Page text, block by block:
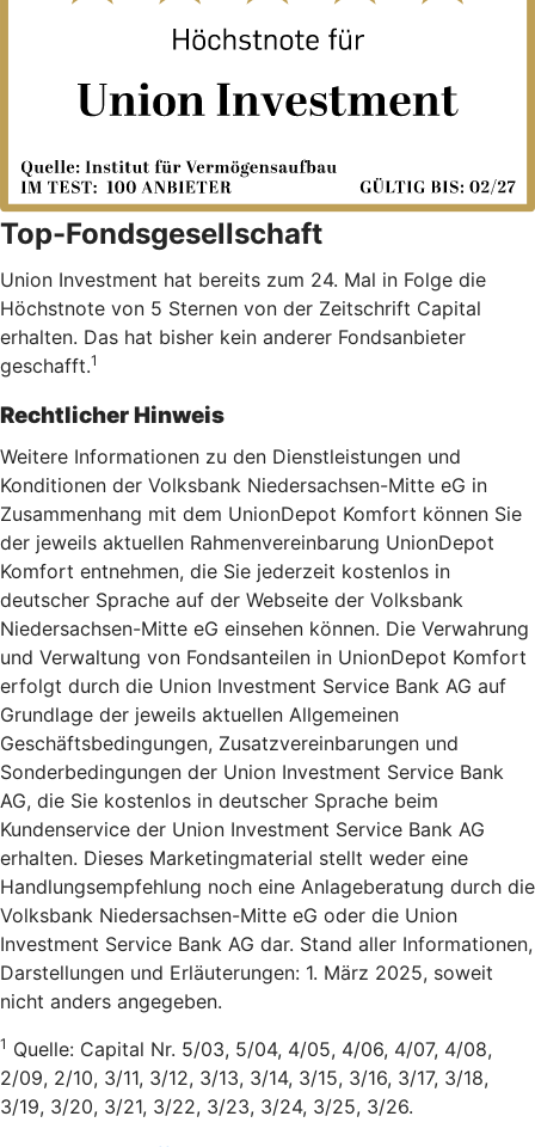
Top-Fondsgesellschaft
Union Investment hat bereits zum 24. Mal in Folge die
Höchstnote von 5 Sternen von der Zeitschrift Capital
erhalten. Das hat bisher kein anderer Fondsanbieter
geschafft.1
Rechtlicher Hinweis
Weitere Informationen zu den Dienstleistungen und
Konditionen der Volksbank Niedersachsen-Mitte eG in
Zusammenhang mit dem UnionDepot Komfort können Sie
der jeweils aktuellen Rahmenvereinbarung UnionDepot
Komfort entnehmen, die Sie jederzeit kostenlos in
deutscher Sprache auf der Webseite der Volksbank
Niedersachsen-Mitte eG einsehen können. Die Verwahrung
und Verwaltung von Fondsanteilen in UnionDepot Komfort
erfolgt durch die Union Investment Service Bank AG auf
Grundlage der jeweils aktuellen Allgemeinen
Geschäftsbedingungen, Zusatzvereinbarungen und
Sonderbedingungen der Union Investment Service Bank
AG, die Sie kostenlos in deutscher Sprache beim
Kundenservice der Union Investment Service Bank AG
erhalten. Dieses Marketingmaterial stellt weder eine
Handlungsempfehlung noch eine Anlageberatung durch die
Volksbank Niedersachsen-Mitte eG oder die Union
Investment Service Bank AG dar. Stand aller Informationen,
Darstellungen und Erläuterungen: 1. März 2025, soweit
nicht anders angegeben.
1 Quelle: Capital Nr. 5/03, 5/04, 4/05, 4/06, 4/07, 4/08,
2/09, 2/10, 3/11, 3/12, 3/13, 3/14, 3/15, 3/16, 3/17, 3/18,
3/19, 3/20, 3/21, 3/22, 3/23, 3/24, 3/25, 3/26.